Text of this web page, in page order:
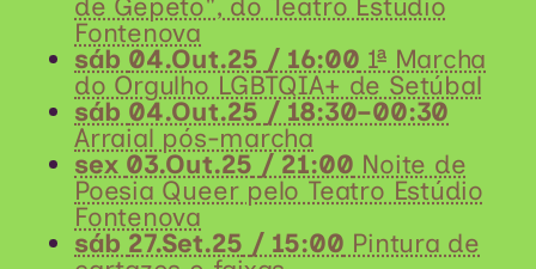
Fontenova
sáb 04.Out.25 / 16:00 1ª Marcha
do Orgulho LGBTQIA+ de Setúbal
sáb 04.Out.25 / 18:30–00:30
Arraial pós-marcha
sex 03.Out.25 / 21:00 Noite de
Poesia Queer pelo Teatro Estúdio
Fontenova
sáb 27.Set.25 / 15:00 Pintura de